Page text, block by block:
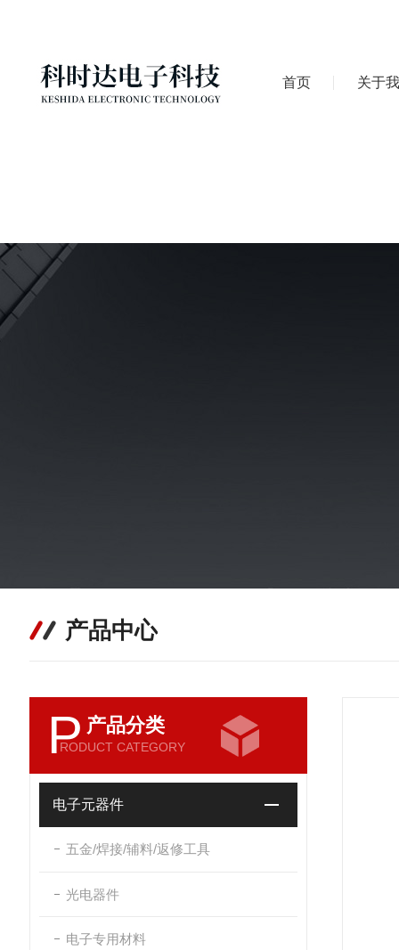
首页 关于
产品中心
P 产品分类
RODUCT CATEGORY
电子元器件
五金/焊接/辅料/返修工具
光电器件
电子专用材料